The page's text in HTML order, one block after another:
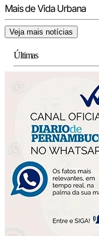
Mais de Vida Urbana
Veja mais notícias
Últimas